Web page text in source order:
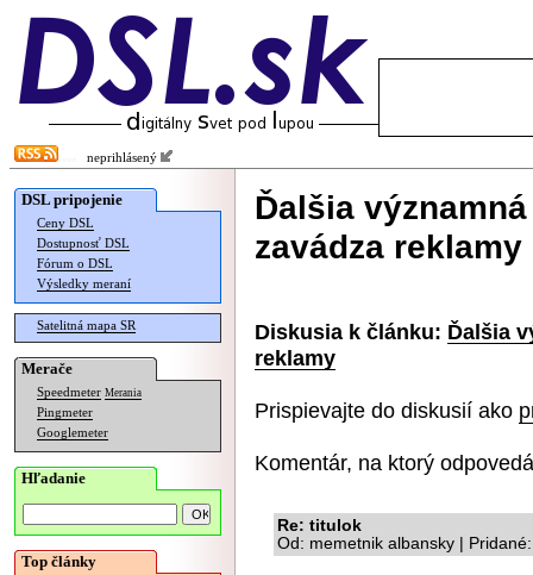
neprihlásený
DSL pripojenie
Ceny DSL
Dostupnosť DSL
Fórum o DSL
Výsledky meraní
Satelitná mapa SR
Merače
Speedmeter Merania
Pingmeter
Googlemeter
Hľadanie
Top články
Ďalšia
zavádza reklamy
Diskusia k článku: Ďalšia
reklamy
Prispievajte do diskusií ako
Komentár, na ktorý
Re: titulok
Od: memetnik albansky |